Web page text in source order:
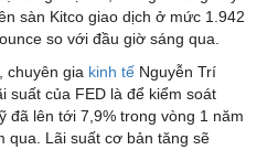
sàn Kitco giao dịch ở mức 1.942
so với đầu giờ sáng qua.
chuyên gia kinh tế Nguyễn Trí
suất của FED là để kiểm soát
đã lên tới 7,9% trong vòng 1 năm
qua. Lãi suất cơ bản tăng sẽ